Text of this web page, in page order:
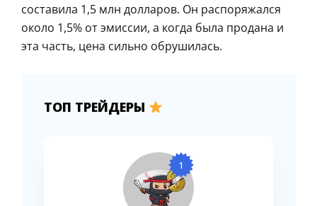
составила 1,5 млн долларов. Он распоряжался
около 1,5% от эмиссии, а когда была продана и
эта часть, цена сильно обрушилась.
ТОП ТРЕЙДЕРЫ
1